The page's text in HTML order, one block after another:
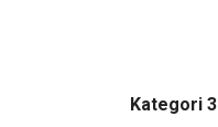
Kategori 3